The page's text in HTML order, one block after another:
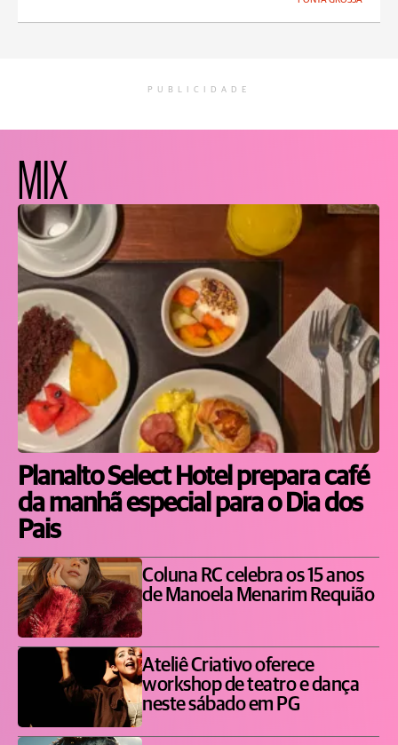
PUBLICIDADE
MIX
Planalto Select Hotel prepara café
da manhã especial para o Dia dos
Pais
Coluna RC celebra os 15 anos
de Manoela Menarim Requião
Ateliê Criativo oferece
workshop de teatro e dança
neste sábado em PG